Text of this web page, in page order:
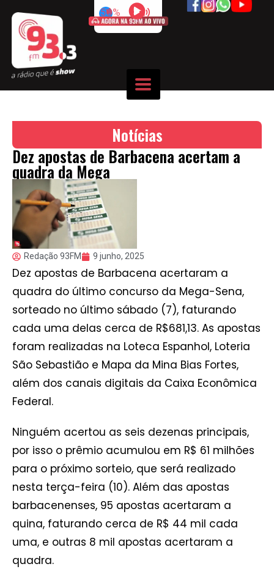
50%
Notícias
Dez apostas de Barbacena acertam a
quadra da Mega
Redação 93FM 9 junho, 2025
Dez apostas de Barbacena acertaram a
quadra do último concurso da Mega-Sena,
sorteado no último sábado (7), faturando
cada uma delas cerca de R$681,13. As apostas
foram realizadas na Loteca Espanhol, Loteria
São Sebastião e Mapa da Mina Bias Fortes,
além dos canais digitais da Caixa Econômica
Federal.
Ninguém acertou as seis dezenas principais,
por isso o prêmio acumulou em R$ 61 milhões
para o próximo sorteio, que será realizado
nesta terça-feira (10). Além das apostas
barbacenenses, 95 apostas acertaram a
quina, faturando cerca de R$ 44 mil cada
uma, e outras 8 mil apostas acertaram a
quadra.